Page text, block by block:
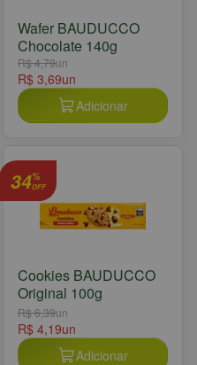
Wafer BAUDUCCO
Chocolate 140g
R$ 4,79un
R$ 3,69un
Adicionar
34%
OFF
Cookies BAUDUCCO
Original 100g
R$ 6,39un
R$ 4,19un
Adicionar